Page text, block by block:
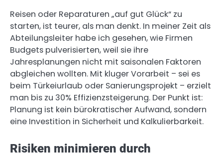
Reisen oder Reparaturen „auf gut Glück“ zu
starten, ist teurer, als man denkt. In meiner Zeit als
Abteilungsleiter habe ich gesehen, wie Firmen
Budgets pulverisierten, weil sie ihre
Jahresplanungen nicht mit saisonalen Faktoren
abgleichen wollten. Mit kluger Vorarbeit – sei es
beim Türkeiurlaub oder Sanierungsprojekt – erzielt
man bis zu 30% Effizienzsteigerung. Der Punkt ist:
Planung ist kein bürokratischer Aufwand, sondern
eine Investition in Sicherheit und Kalkulierbarkeit.
Risiken minimieren durch